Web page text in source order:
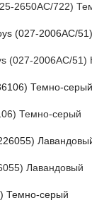
2650AC/722)
(027-2006AC/51)
Темно-серый
Лавандовый